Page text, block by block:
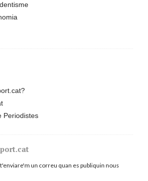
Periodistes
un correu quan es publiquin nous